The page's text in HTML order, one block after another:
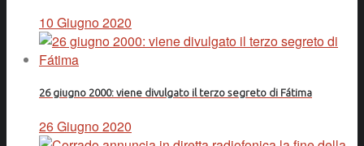
10 Giugno 2020
26 giugno 2000: viene divulgato il terzo segreto di Fátima
26 Giugno 2020